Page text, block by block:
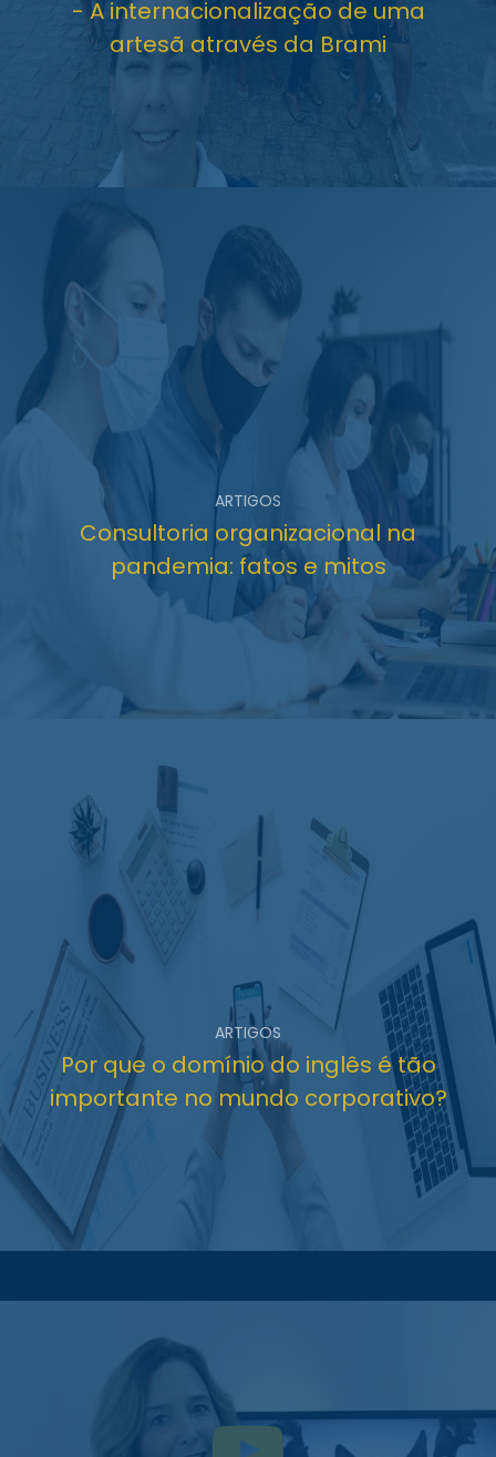
- A internacionalização de uma
artesã através da Brami
ARTIGOS
Consultoria organizacional na
pandemia: fatos e mitos
ARTIGOS
Por que o domínio do inglês é tão
importante no mundo corporativo?